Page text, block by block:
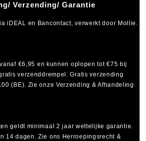
Verzending/ Garantie
iDEAL en Bancontact, verwerkt door Mollie.
€6,95 en kunnen oplopen tot€75 bij
verzenddrempel. Gratis verzending
(BE). Zie onze Verzending & Afhandeling
geldt minimaal2 jaar wettelijke garantie.
14 dagen. Zie ons Herroepingsrecht &